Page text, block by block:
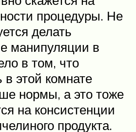
процедуры. Не
делать
манипуляции в
в том, что
в этой комнате
нормы, а это тоже
на консистенции
продукта.